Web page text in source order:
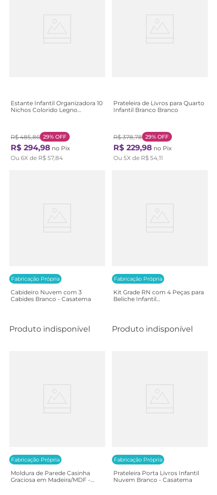
Estante Infantil Organizadora 10
Nichos Colorido Legno
R$ 485,86 29% OFF
R$ 294,98 no Pix
Ou 6X de R$ 57,84
Prateleira de Livros para Quarto
Infantil Branco Branco
R$ 378,78 29% OFF
R$ 229,98 no Pix
Ou 5X de R$ 54,11
Fabricação Própria
Cabideiro Nuvem com 3
Cabides Branco - Casatema
Produto indisponível
Fabricação Própria
Kit Grade RN com 4 Peças para
Beliche Infantil
Produto indisponível
Fabricação Própria
Moldura de Parede Casinha
Graciosa em Madeira/MDF -
Fabricação Própria
Prateleira Porta Livros Infantil
Nuvem Branco - Casatema